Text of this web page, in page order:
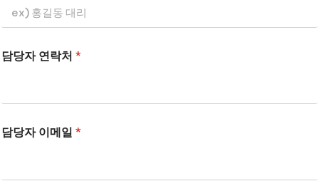
담당자 연락처 *
담당자 이메일 *